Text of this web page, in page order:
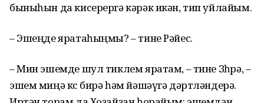
быныһын да кисерергә кәрәк икән, тип уйлайым.
– Эшеңде яратаһыңмы? – тине Рәйес.
– Мин эшемде шул тиклем яратам, – тине Зөһрә, –
эшем миңә көс бирә һәм йәшәүгә дәртләндерә.